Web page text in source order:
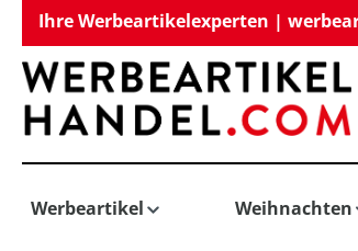
Zur Hauptnavigation springen
Ihre Werbeartikelexperten |
Werbeartikel Weihnachten